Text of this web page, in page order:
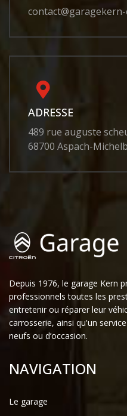
ADRESSE
489 rue auguste
68700 Aspach-
Depuis 1976, le garage Kern
professionnels toutes les
entretenir ou réparer leur
carrosserie, ainsi qu'un
neufs ou d’occasion.
NAVIGATION
Le garage